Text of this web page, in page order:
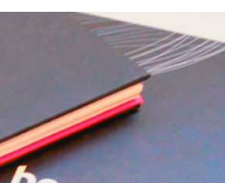
L'EBRE I MATARRANYA ·
l’Ebre i Matarranya
Olles